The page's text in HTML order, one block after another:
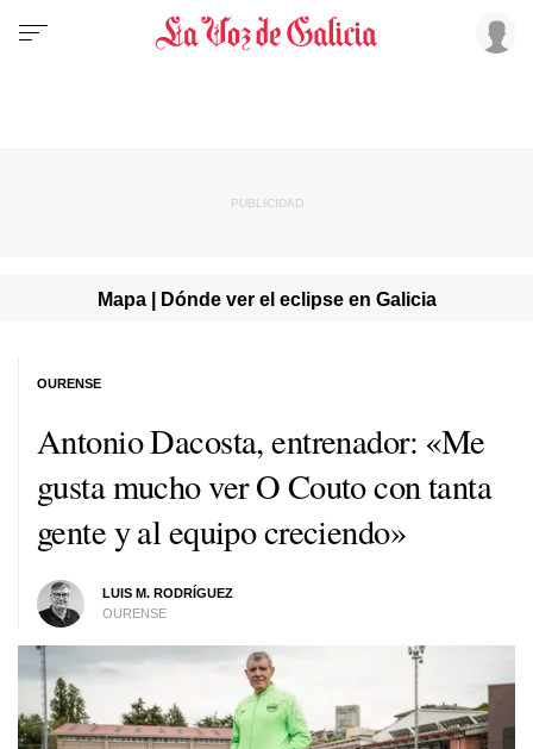
Mapa | Dónde ver el eclipse en Galicia
Antonio Dacosta, entrenador: «Me
gusta mucho ver O Couto con tanta
gente y al equipo creciendo»
LUIS M. RODRÍGUEZ
OURENSE
OURENSE